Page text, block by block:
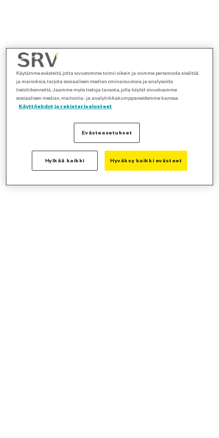
Käytämme evästeitä, jotta sivustomme toimii oikein ja voimme personoida sisältöä
ja mainoksia, tarjota sosiaalisen median ominaisuuksia ja analysoida
tietoliikennettä. Jaamme myös tietoja tavasta, jolla käytät sivustoamme
sosiaalisen median, mainonta- ja analytiikkakumppaneidemme kanssa.
Käyttöehdot ja rekisteriselosteet
Evästeasetukset
Hylkää kaikki Hyväksy kaikki evästeet